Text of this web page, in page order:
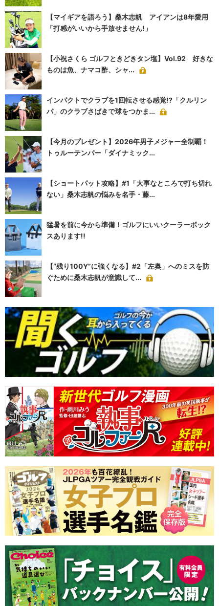
【マイギアを語ろう】桑木志帆 アイアンは8年愛用
「打感がいいから手放せません!」
【小祝さくら ゴルフときどきタン塩】Vol.92 好きな
ものは魚、ナマコ酢、シャ...
インパクトでクラブを1回転させる感覚!?「クルリン
パ」のクラブさばきで球をつかま...
【今月のプレゼント】2026年男子メジャー全制覇！
トゥルーテンパー「ダイナミック...
【ショートパット攻略】#1「大事なところで打ち切れ
ない」桑木志帆の悩みを名手・藤...
猛暑を前に今から準備！ゴルフにいいクーラーボック
スあります!!
【“残り100Y”に強くなる】#2「左奥」へのミスを防
ぐために桑木志帆が意識して...